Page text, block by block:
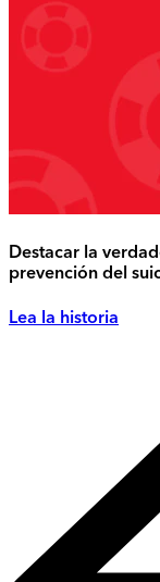
Destacar la
prevención del
Lea la historia